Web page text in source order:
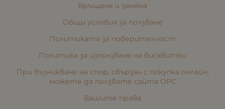
Връщане и замяна
Общи условия за ползване
Политиката за поверителност
Политика за използване на бисквитки
При възникване на спор, свързан с покупка онлайн,
можете да ползвате сайта ОРС
Вашите права